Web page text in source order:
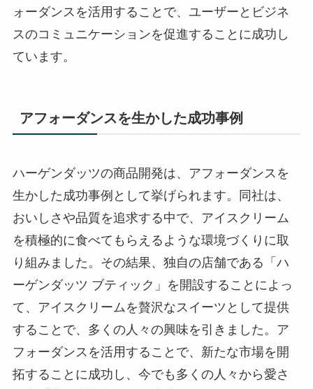
ォーダンスを活用することで、ユーザーとビジネ
スのコミュニケーションを促進することに成功し
ています。
アフォーダンスを生かした成功事例
ハーゲンダッツの商品開発は、アフォーダンスを
生かした成功事例として挙げられます。同社は、
おいしさや品質を追求する中で、アイスクリーム
を積極的に食べてもらえるような環境づくりに取
り組みました。その結果、独自の店舗である「ハ
ーゲンダッツ ブティック」を開設することによっ
て、アイスクリームを贅沢なスイーツとして提供
することで、多くの人々の興味を引きました。ア
フォーダンスを活用することで、新たな市場を開
拓することに成功し、今でも多くの人々から愛さ